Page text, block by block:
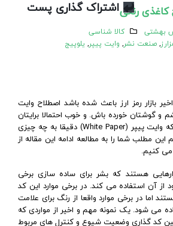
اشتراک گذاری پستکاغذی رنگی
بهشتی
کالا شناسی
, صنعت نشر, وایت پیپر, یلوپیج
بازار رمز ارز باعث شده باشد اصطلاح وایت
و گوشتان خورده باش. و خوب احتمالا برایتان
سوال پیش آمده باشد که وایت پیپر (White Paper) دقیقا به چه چیزی
مطلب شما را به مطالعه ادامه این مقاله از
کنیم.
هستند که بشر برای ساده سازی برخی
از آن استفاده می کند. در برخی موارد این کد
اما در برخی موارد واقعا از رنگ برای علامت
می شود. یک نمونه مهم و اخیر از مواردی که
کد گذاری وضعیت شیوع و کنترل های مربوط